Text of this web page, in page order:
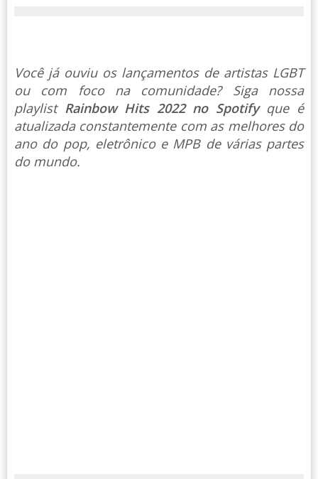
Você já ouviu os lançamentos de artistas LGBT
ou com foco na comunidade? Siga nossa
playlist Rainbow Hits 2022 no Spotify que é
atualizada constantemente com as melhores do
ano do pop, eletrônico e MPB de várias partes
do mundo.